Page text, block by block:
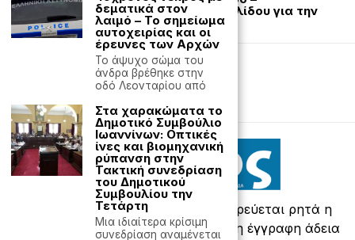
Αποστομωτική απάντηση στη Μιχαηλίδου για την
πρόνοια στα Ιωάννινα
Editorial Έντυπη έκδοση
Powered with by Hostville
- All rights reserved. Απαγορεύεται ρητά η
αναδημοσίευση χωρίς προηγούμενη έγγραφη άδεια
δεματικά στον
λαιμό – Το σημείωμα
αυτοχειρίας και οι
έρευνες των Αρχών
Το άψυχο σώμα του
άνδρα βρέθηκε στην
οδό Λεονταρίου από
Στα χαρακώματα το
Δημοτικό Συμβούλιο
Ιωαννίνων: Οπτικές
ίνες και βιομηχανική
ρύπανση στην
Τακτική συνεδρίαση
του Δημοτικού
Συμβουλίου την
Τετάρτη
Μια ιδιαίτερα κρίσιμη
συνεδρίαση αναμένεται